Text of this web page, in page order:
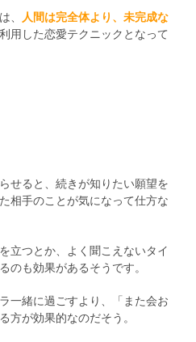
、 人間は完全体より、未完成な
用した恋愛テクニックとなって
せると、続きが知りたい願望を
相手のことが気になって仕方な
立つとか、よく聞こえないタイ
のも効果があるそうです。
一緒に過ごすより、「また会お
方が効果的なのだそう。